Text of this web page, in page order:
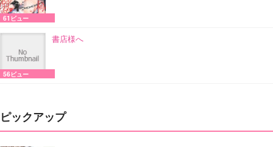
61ビュー
書店様へ
56ビュー
ピックアップ